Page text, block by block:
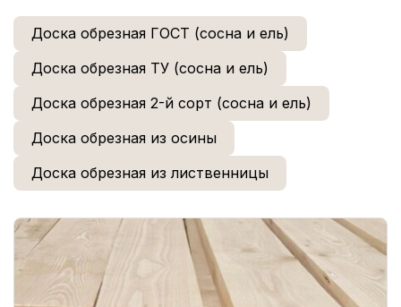
Доска обрезная ГОСТ (сосна и ель)
Доска обрезная ТУ (сосна и ель)
Доска обрезная 2-й сорт (сосна и ель)
Доска обрезная из осины
Доска обрезная из лиственницы